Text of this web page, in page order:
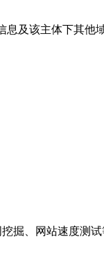
及该主体下其他
掘、网站速度测